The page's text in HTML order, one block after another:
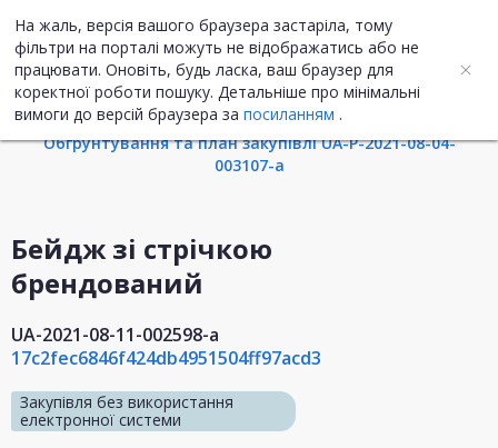
На жаль, версія вашого браузера застаріла, тому
фільтри на порталі можуть не відображатись або не
працювати. Оновіть, будь ласка, ваш браузер для
коректної роботи пошуку. Детальніше про мінімальні
вимоги до версій браузера за посиланням .
UA ENG
Інформація про закупівлю
Обгрунтування та план закупівлі UA-P-2021-08-04-
003107-a
Бейдж зі стрічкою
брендований
UA-2021-08-11-002598-a
17c2fec6846f424db4951504ff97acd3
Закупівля без використання
електронної системи